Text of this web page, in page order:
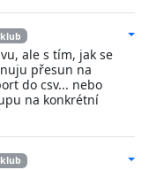
ale s tím, jak se
přesun na
do csv... nebo
na konkrétní